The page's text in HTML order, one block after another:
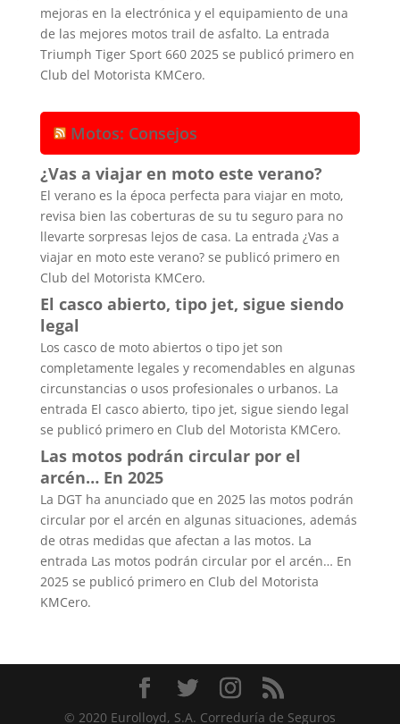
mejoras en la electrónica y el equipamiento de una
de las mejores motos trail de asfalto. La entrada
Triumph Tiger Sport 660 2025 se publicó primero en
Club del Motorista KMCero.
Motos: Consejos
¿Vas a viajar en moto este verano?
El verano es la época perfecta para viajar en moto,
revisa bien las coberturas de su tu seguro para no
llevarte sorpresas lejos de casa. La entrada ¿Vas a
viajar en moto este verano? se publicó primero en
Club del Motorista KMCero.
El casco abierto, tipo jet, sigue siendo
legal
Los casco de moto abiertos o tipo jet son
completamente legales y recomendables en algunas
circunstancias o usos profesionales o urbanos. La
entrada El casco abierto, tipo jet, sigue siendo legal
se publicó primero en Club del Motorista KMCero.
Las motos podrán circular por el
arcén… En 2025
La DGT ha anunciado que en 2025 las motos podrán
circular por el arcén en algunas situaciones, además
de otras medidas que afectan a las motos. La
entrada Las motos podrán circular por el arcén… En
2025 se publicó primero en Club del Motorista
KMCero.
© 2020 Eurolloyd, S.A. Correduría de Seguros